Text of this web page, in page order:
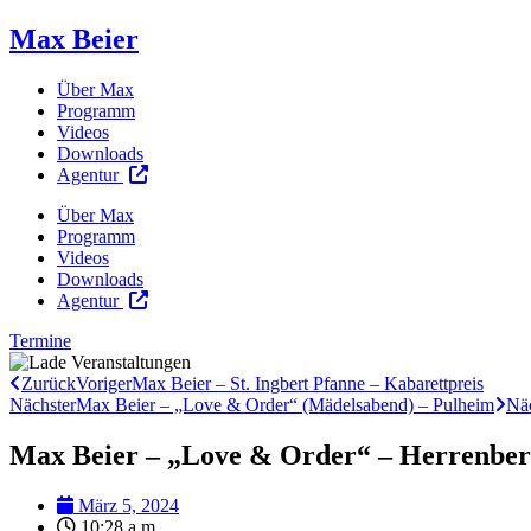
Max Beier
Über Max
Programm
Videos
Downloads
Agentur
Über Max
Programm
Videos
Downloads
Agentur
Termine
ZurückVorigerMax Beier – St. Ingbert Pfanne – Kabarettpreis
NächsterMax Beier – „Love & Order“ (Mädelsabend) – Pulheim
Max Beier – „Love & Order“ –
März 5, 2024
10:28 a.m.